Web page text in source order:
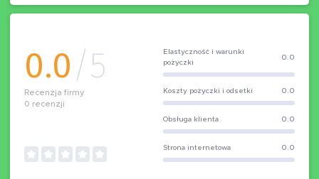
0.0/5
Recenzja firmy
0 recenzji
Elastyczność i warunki
pożyczki
0.0
Koszty pożyczki i odsetki 0.0
Obsługa klienta 0.0
Strona internetowa 0.0